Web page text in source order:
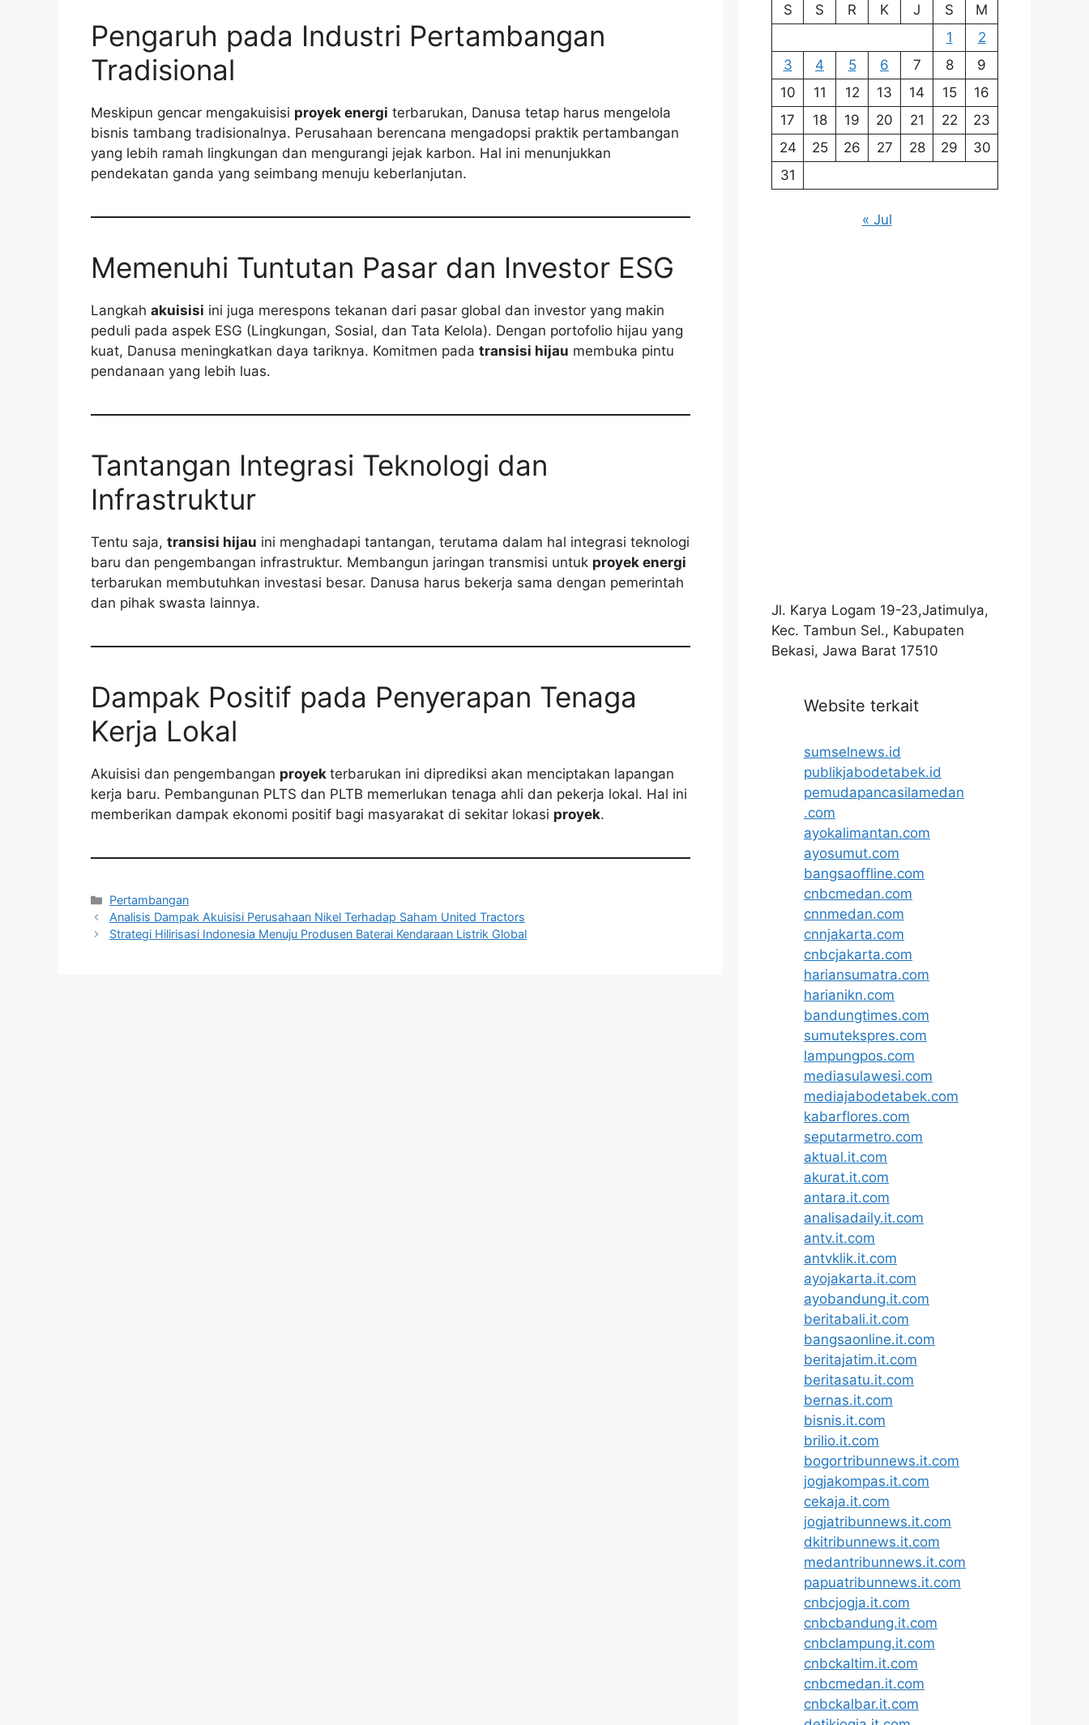
Pengaruh pada Industri Pertambangan
Tradisional
Meskipun gencar mengakuisisi proyek energi terbarukan, Danusa tetap harus mengelola
bisnis tambang tradisionalnya. Perusahaan berencana mengadopsi praktik pertambangan
yang lebih ramah lingkungan dan mengurangi jejak karbon. Hal ini menunjukkan
pendekatan ganda yang seimbang menuju keberlanjutan.
Memenuhi Tuntutan Pasar dan Investor ESG
Langkah akuisisi ini juga merespons tekanan dari pasar global dan investor yang makin
peduli pada aspek ESG (Lingkungan, Sosial, dan Tata Kelola). Dengan portofolio hijau yang
kuat, Danusa meningkatkan daya tariknya. Komitmen pada transisi hijau membuka pintu
pendanaan yang lebih luas.
Tantangan Integrasi Teknologi dan
Infrastruktur
Tentu saja, transisi hijau ini menghadapi tantangan, terutama dalam hal integrasi teknologi
baru dan pengembangan infrastruktur. Membangun jaringan transmisi untuk proyek energi
terbarukan membutuhkan investasi besar. Danusa harus bekerja sama dengan pemerintah
dan pihak swasta lainnya.
Dampak Positif pada Penyerapan Tenaga
Kerja Lokal
Akuisisi dan pengembangan proyek terbarukan ini diprediksi akan menciptakan lapangan
kerja baru. Pembangunan PLTS dan PLTB memerlukan tenaga ahli dan pekerja lokal. Hal ini
memberikan dampak ekonomi positif bagi masyarakat di sekitar lokasi proyek.
Kategori
Pertambangan
Analisis Dampak Akuisisi Perusahaan Nikel Terhadap Saham United Tractors
Strategi Hilirisasi Indonesia Menuju Produsen Baterai Kendaraan Listrik Global
S
S R K J S
M
1
2
3
4 5 6 7 8
9
10
11 12 13 14 15
16
17
18 19 20 21 22
23
24
25 26 27 28 29
30
31
« Jul
Jl. Karya Logam 19-23,Jatimulya,
Kec. Tambun Sel., Kabupaten
Bekasi, Jawa Barat 17510
Website terkait
sumselnews.id
publikjabodetabek.id
pemudapancasilamedan
.com
ayokalimantan.com
ayosumut.com
bangsaoffline.com
cnbcmedan.com
cnnmedan.com
cnnjakarta.com
cnbcjakarta.com
hariansumatra.com
harianikn.com
bandungtimes.com
sumutekspres.com
lampungpos.com
mediasulawesi.com
mediajabodetabek.com
kabarflores.com
seputarmetro.com
aktual.it.com
akurat.it.com
antara.it.com
analisadaily.it.com
antv.it.com
antvklik.it.com
ayojakarta.it.com
ayobandung.it.com
beritabali.it.com
bangsaonline.it.com
beritajatim.it.com
beritasatu.it.com
bernas.it.com
bisnis.it.com
brilio.it.com
bogortribunnews.it.com
jogjakompas.it.com
cekaja.it.com
jogjatribunnews.it.com
dkitribunnews.it.com
medantribunnews.it.com
papuatribunnews.it.com
cnbcjogja.it.com
cnbcbandung.it.com
cnbclampung.it.com
cnbckaltim.it.com
cnbcmedan.it.com
cnbckalbar.it.com